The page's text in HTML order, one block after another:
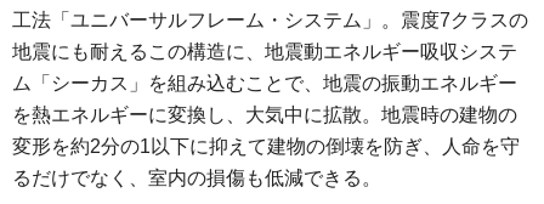
工法「ユニバーサルフレーム・システム」。震度7クラスの
地震にも耐えるこの構造に、地震動エネルギー吸収システ
ム「シーカス」を組み込むことで、地震の振動エネルギー
を熱エネルギーに変換し、大気中に拡散。地震時の建物の
変形を約2分の1以下に抑えて建物の倒壊を防ぎ、人命を守
るだけでなく、室内の損傷も低減できる。